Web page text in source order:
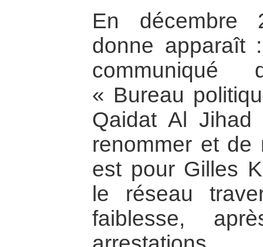
En décembre
donne apparaît
communiqué
« Bureau
Qaidat Al
renommer et de
est pour Gilles
le réseau
faiblesse,